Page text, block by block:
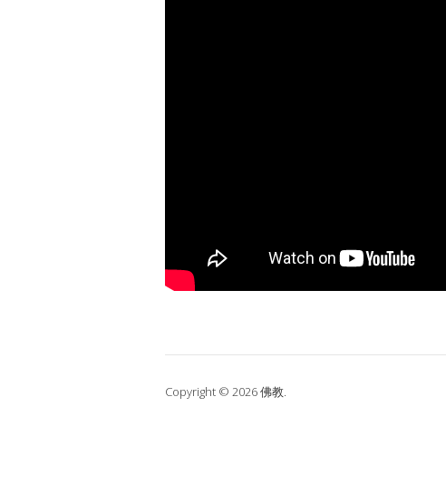
Copyright © 2026 佛教.